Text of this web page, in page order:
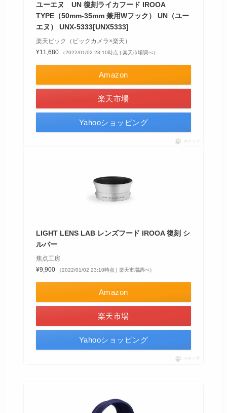
ユーエヌ UN 復刻ライカフード IROOA
TYPE（50mm-35mm 兼用Wフック） UN（ユー
エヌ） UNX-5333[UNX5333]
楽天ビック（ビックカメラ×楽天）
¥11,680
（2022/01/02 23:10時点 | 楽天市場調べ）
Amazon
楽天市場
Yahooショッピング
ポチップ
LIGHT LENS LAB レンズフード IROOA 復刻 シ
ルバー
焦点工房
¥9,900
（2022/01/02 23:10時点 | 楽天市場調べ）
Amazon
楽天市場
Yahooショッピング
ポチップ